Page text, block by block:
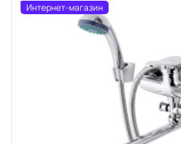
Интернет-магазин